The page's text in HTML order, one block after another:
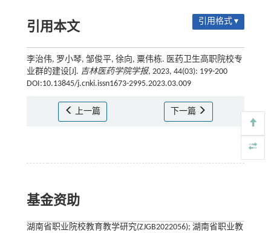
引用本文 引用格式 ▾
李治伟, 罗小琴, 邹俊平, 徐向, 粟伟栋. 医药卫生高职院校专
业群的建设[J]. 吉林医药学院学报, 2023, 44(03): 199-200
DOI:10.13845/j.cnki.issn1673-2995.2023.03.009
上一篇 下一篇
基金资助
湖南省职业院校教育教学研究(ZJGB2022056); 湖南省职业教